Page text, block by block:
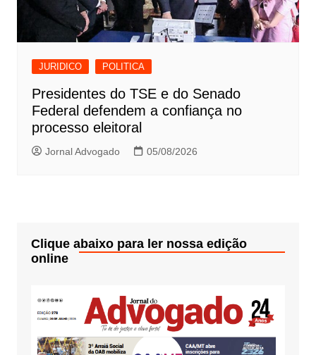
JURIDICO POLITICA
Presidentes do TSE e do Senado
Federal defendem a confiança no
processo eleitoral
Jornal Advogado 05/08/2026
Clique abaixo para ler nossa edição
online